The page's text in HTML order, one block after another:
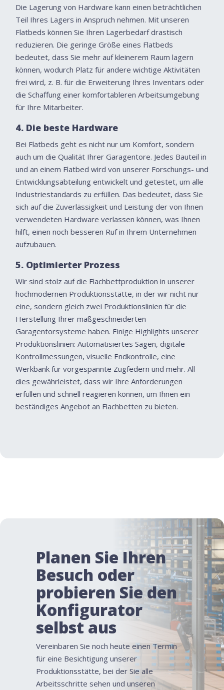
Die Lagerung von Hardware kann einen beträchtlichen
Teil Ihres Lagers in Anspruch nehmen. Mit unseren
Flatbeds können Sie Ihren Lagerbedarf drastisch
reduzieren. Die geringe Größe eines Flatbeds
bedeutet, dass Sie mehr auf kleinerem Raum lagern
können, wodurch Platz für andere wichtige Aktivitäten
frei wird, z. B. für die Erweiterung Ihres Inventars oder
die Schaffung einer komfortableren Arbeitsumgebung
für Ihre Mitarbeiter.
4. Die beste Hardware
Bei Flatbeds geht es nicht nur um Komfort, sondern
auch um die Qualität Ihrer Garagentore. Jedes Bauteil in
und an einem Flatbed wird von unserer Forschungs- und
Entwicklungsabteilung entwickelt und getestet, um alle
Industriestandards zu erfüllen. Das bedeutet, dass Sie
sich auf die Zuverlässigkeit und Leistung der von Ihnen
verwendeten Hardware verlassen können, was Ihnen
hilft, einen noch besseren Ruf in Ihrem Unternehmen
aufzubauen.
5. Optimierter Prozess
Wir sind stolz auf die Flachbettproduktion in unserer
hochmodernen Produktionsstätte, in der wir nicht nur
eine, sondern gleich zwei Produktionslinien für die
Herstellung Ihrer maßgeschneiderten
Garagentorsysteme haben. Einige Highlights unserer
Produktionslinien: Automatisiertes Sägen, digitale
Kontrollmessungen, visuelle Endkontrolle, eine
Werkbank für vorgespannte Zugfedern und mehr. All
dies gewährleistet, dass wir Ihre Anforderungen
erfüllen und schnell reagieren können, um Ihnen ein
beständiges Angebot an Flachbetten zu bieten.
Planen Sie Ihren
Besuch oder
probieren Sie den
Konfigurator
selbst aus
Vereinbaren Sie noch heute einen Termin
für eine Besichtigung unserer
Produktionsstätte, bei der Sie alle
Arbeitsschritte sehen und unseren